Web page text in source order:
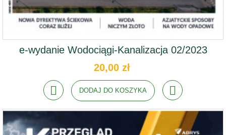
e-wydanie Wodociągi-Kanalizacja 02/2023
20,00 zł
DODAJ DO KOSZYKA